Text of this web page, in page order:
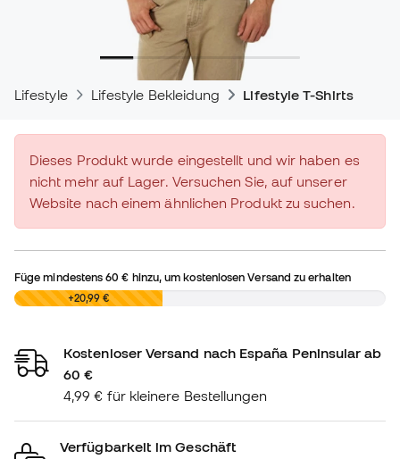
Lifestyle Lifestyle Bekleidung Lifestyle T-Shirts
Dieses Produkt wurde eingestellt und wir haben es
nicht mehr auf Lager. Versuchen Sie, auf unserer
Website nach einem ähnlichen Produkt zu suchen.
Füge mindestens60 € hinzu, um kostenlosen Versand zu erhalten
0,00 € +20,99 €
Kostenloser Versand nach España Peninsular ab
60 €
4,99 € für kleinere Bestellungen
Verfügbarkeit im Geschäft